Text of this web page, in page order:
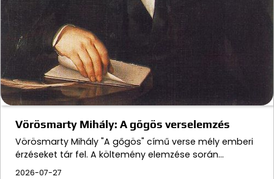
Vörösmarty Mihály: A gőgös verselemzés
Vörösmarty Mihály "A gőgös" című verse mély emberi
érzéseket tár fel. A költemény elemzése során…
2026-07-27